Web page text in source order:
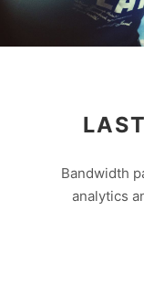
Bandwidth
analytics